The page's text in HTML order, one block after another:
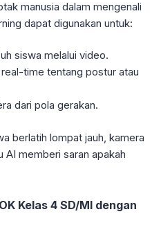
manusia dalam mengenali
dapat digunakan untuk:
siswa melalui video.
time tentang postur atau
dari pola gerakan.
berlatih lompat jauh, kamera
AI memberi saran apakah
Kelas 4 SD/MI dengan